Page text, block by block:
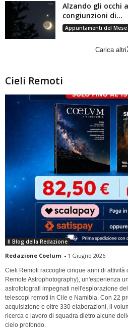
Alzando gli occhi
congiunzioni di...
Appuntamenti del Mese
Carica altri
Cieli Remoti
Il Blog della Redazione
Redazione Coelum - 1 Giugno 2026
Cieli Remoti raccoglie cinque anni di attività
Remote Astrophotography), un'esperienza
astrofotografi impegnati nell'esplorazione
telescopi remoti in Cile e Namibia. Con 22
acquisizione e oltre 330 elaborazioni, il
ricerca e lavoro di squadra dietro alcune
cielo profondo.